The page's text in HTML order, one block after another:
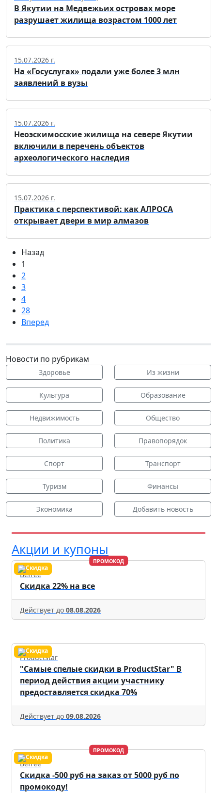
В Якутии на Медвежьих островах море
разрушает жилища возрастом 1000 лет
15.07.2026 г.
На «Госуслугах» подали уже более 3 млн
заявлений в вузы
15.07.2026 г.
Неоэскимосские жилища на севере Якутии
включили в перечень объектов
археологического наследия
15.07.2026 г.
Практика с перспективой: как АЛРОСА
открывает двери в мир алмазов
Назад
1
2
3
4
28
Вперед
Новости по рубрикам
Здоровье Из жизни
Культура Образование
Недвижимость Общество
Политика Правопорядок
Спорт Транспорт
Туризм Финансы
Экономика Добавить новость
Акции и купоны
ПРОМОКОД
Befree
Скидка 22% на все
Действует до 08.08.2026
Productstar
"Самые спелые скидки в ProductStar" В
период действия акции участнику
предоставляется скидка 70%
Действует до 09.08.2026
ПРОМОКОД
Befree
Скидка -500 руб на заказ от 5000 руб по
промокоду!